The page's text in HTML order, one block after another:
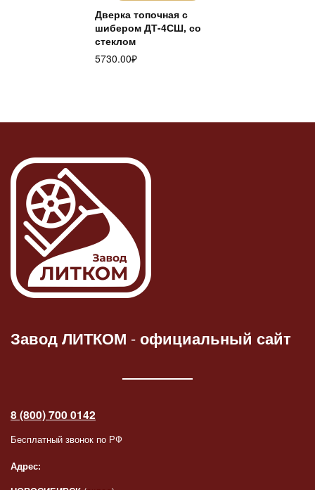
Дверка топочная с
шибером ДТ-4СШ, со
стеклом
5730.00₽
Завод ЛИТКОМ -официальный сайт
8 (800) 700 0142
Бесплатный звонок по РФ
Адрес: